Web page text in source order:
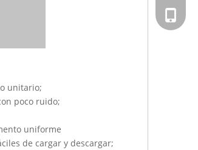
unitario;
poco ruido;
uniforme
de cargar y descargar;
+ 86-